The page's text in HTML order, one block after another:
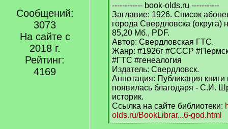
Сообщений:
3073
На сайте с
2018 г.
Рейтинг:
4169
[
q
]
------------ book-olds.ru -----------
Заглавие: 1926. Список
города Свердловска (округа)
85,20 Мб., PDF.
Автор: Свердловская ГТС.
Жанр: #1926г #СССР
#ГТС #генеалогия
Издатель: Свердловск.
Аннотация: Публикация книги
появилась благодаря - С.И.
историк.
Ссылка на сайте библиотеки:
olds.ru/BookLibrar...6-god.html
[